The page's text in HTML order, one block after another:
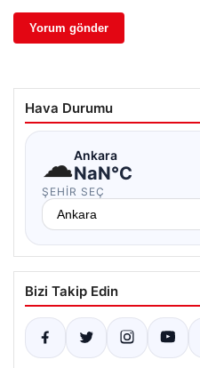
Hava Durumu
☁Ankara
NaN°C
ŞEHIR SEÇ
Bizi Takip Edin